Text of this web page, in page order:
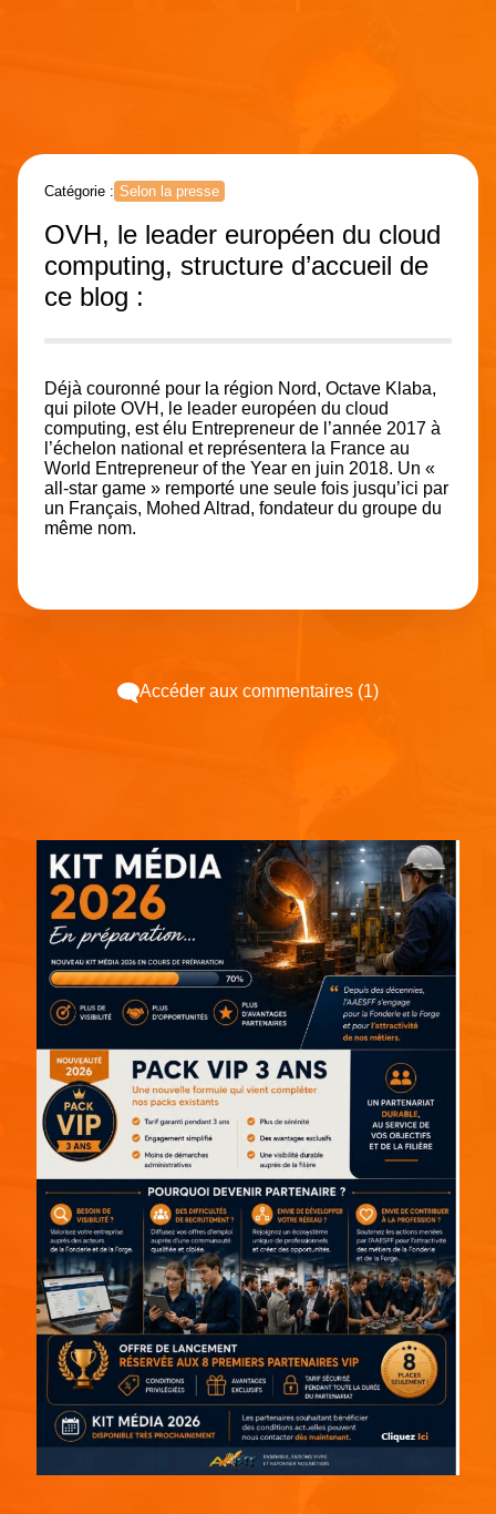
Catégorie : Selon la presse
OVH, le leader européen du cloud
computing, structure d’accueil de
ce blog :
Déjà couronné pour la région Nord, Octave Klaba,
qui pilote OVH, le leader européen du cloud
computing, est élu Entrepreneur de l’année 2017 à
l’échelon national et représentera la France au
World Entrepreneur of the Year en juin 2018. Un «
all-star game » remporté une seule fois jusqu’ici par
un Français, Mohed Altrad, fondateur du groupe du
même nom.
Accéder aux commentaires (1)